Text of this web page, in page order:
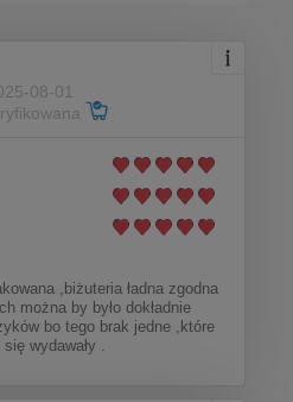
08-01
,biżuteria ładna zgodna
można by było dokładnie
bo tego brak jedne ,które
wydawały .